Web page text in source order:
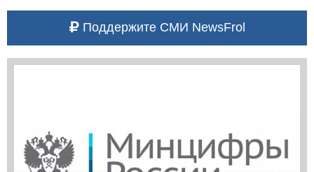
Поддержите СМИ NewsFrol